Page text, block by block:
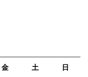
金 土
日